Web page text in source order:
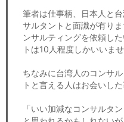
筆者は仕事柄、日本人と
サルタントと面識が有り
ンサルティングを依頼し
トは10人程度しかいいませ
ちなみに台湾人のコンサ
トと言える人はお会いした
「いい加減なコンサルタ